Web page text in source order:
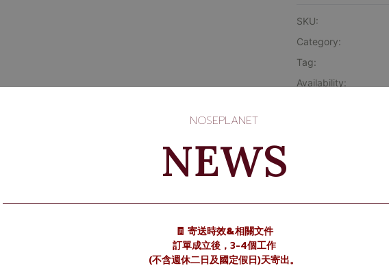
SKU:
Category:
Tag:
Availability:
NOSEPLANET
NEWS
🧾 寄送時效&相關文件
訂單成立後，3-4個工作
(不含週休二日及國定假日)天寄出。